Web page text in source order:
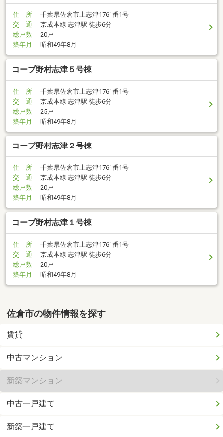
住 所
千葉県佐倉市上志津1761番1号
交 通
京成本線 志津駅 徒歩6分
総戸数
20戸
築年月
昭和49年8月
コープ野村志津５号棟
住 所
千葉県佐倉市上志津1761番1号
交 通
京成本線 志津駅 徒歩6分
総戸数
25戸
築年月
昭和49年8月
コープ野村志津２号棟
住 所
千葉県佐倉市上志津1761番1号
交 通
京成本線 志津駅 徒歩6分
総戸数
20戸
築年月
昭和49年8月
コープ野村志津１号棟
住 所
千葉県佐倉市上志津1761番1号
交 通
京成本線 志津駅 徒歩6分
総戸数
20戸
築年月
昭和49年8月
佐倉市の物件情報を探す
賃貸
中古マンション
新築マンション
中古一戸建て
新築一戸建て